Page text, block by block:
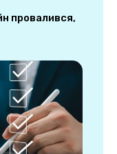
провалився,